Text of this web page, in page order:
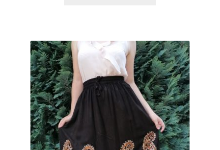
variații.
Opțiunile
pot
fi
alese
în
pagina
produsului.